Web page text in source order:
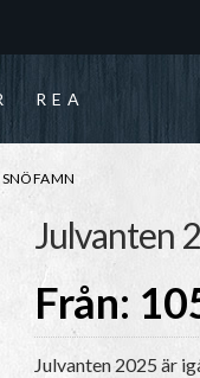
REA
Julvanten
Från:
Julvanten 2025 är